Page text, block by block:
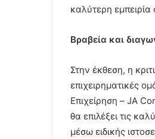
καλύτερη
Βραβεία και
Στην έκθεση, η
επιχειρηματικές
Επιχείρηση – JA
θα επιλέξει τις
μέσω ειδικής